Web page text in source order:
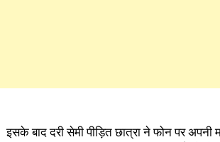
इसके बाद दरी सेमी पीड़ित छात्रा ने फोन पर अपनी